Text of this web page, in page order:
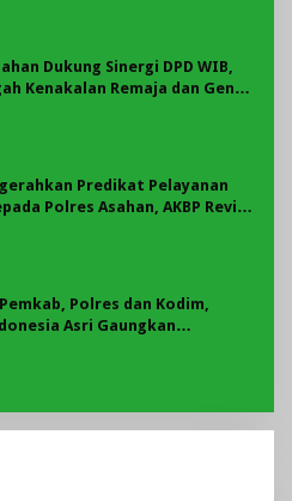
Dukung Sinergi DPD WIB,
Kenakalan Remaja dan Geng
Predikat Pelayanan
Polres Asahan, AKBP Revi
Polres dan Kodim,
Asri Gaungkan